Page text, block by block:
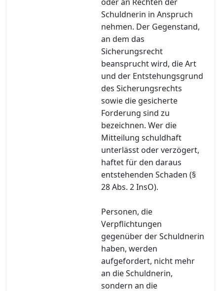
Schuldnerin in Anspruch
nehmen. Der Gegenstand,
an dem das
Sicherungsrecht
beansprucht wird, die Art
und der Entstehungsgrund
des Sicherungsrechts
sowie die gesicherte
Forderung sind zu
bezeichnen. Wer die
Mitteilung schuldhaft
unterlässt oder verzögert,
haftet für den daraus
entstehenden Schaden (§
28 Abs. 2 InsO).
Personen, die
Verpflichtungen
gegenüber der Schuldnerin
haben, werden
aufgefordert, nicht mehr
an die Schuldnerin,
sondern an die